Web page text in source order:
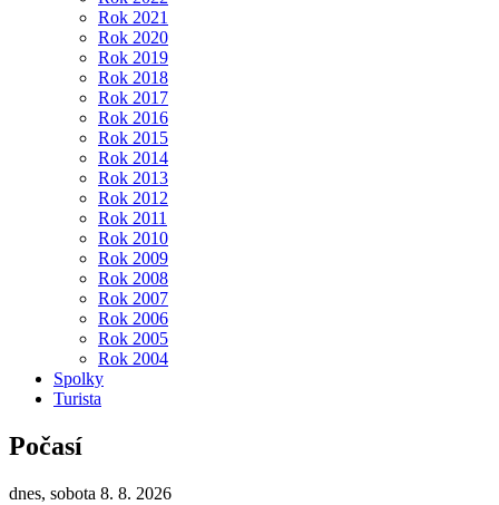
Rok 2021
Rok 2020
Rok 2019
Rok 2018
Rok 2017
Rok 2016
Rok 2015
Rok 2014
Rok 2013
Rok 2012
Rok 2011
Rok 2010
Rok 2009
Rok 2008
Rok 2007
Rok 2006
Rok 2005
Rok 2004
Spolky
Turista
Počasí
dnes, sobota 8. 8. 2026